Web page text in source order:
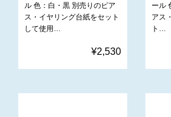
ル 色：白・黒 別売りのピア
ス・イヤリング台紙をセット
して使用…
¥2,530
ール
アス
ト…